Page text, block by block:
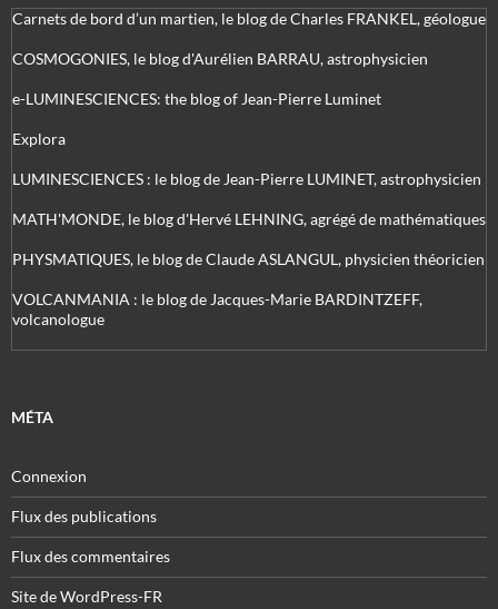
Carnets de bord d’un martien, le blog de Charles FRANKEL, géologue
COSMOGONIES, le blog d'Aurélien BARRAU, astrophysicien
e-LUMINESCIENCES: the blog of Jean-Pierre Luminet
Explora
LUMINESCIENCES : le blog de Jean-Pierre LUMINET, astrophysicien
MATH'MONDE, le blog d'Hervé LEHNING, agrégé de mathématiques
PHYSMATIQUES, le blog de Claude ASLANGUL, physicien théoricien
VOLCANMANIA : le blog de Jacques-Marie BARDINTZEFF,
volcanologue
MÉTA
Connexion
Flux des publications
Flux des commentaires
Site de WordPress-FR